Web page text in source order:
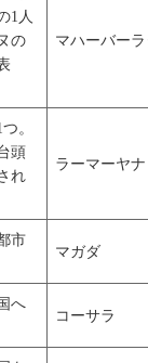
1人
の
マハーバー
。
頭
れ
ラーマーヤナ
市
マガダ
へ
コーサラ